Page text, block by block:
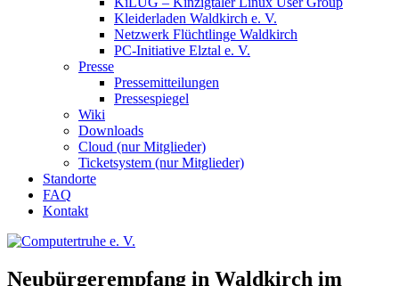
Kleiderladen Waldkirch e. V.
Netzwerk Flüchtlinge Waldkirch
PC-Initiative Elztal e. V.
Presse
Pressemitteilungen
Pressespiegel
Wiki
Downloads
Cloud (nur Mitglieder)
Ticketsystem (nur Mitglieder)
Standorte
FAQ
Kontakt
Neubürgerempfang in Waldkirch im